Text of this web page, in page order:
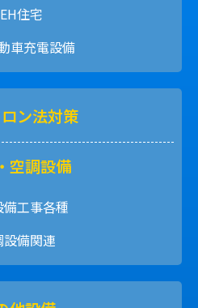
住宅
車充電設備
ン法対策
空調設備
備工事各種
設備関連